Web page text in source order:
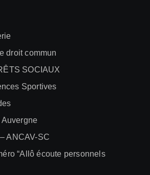
droit commun
SOCIAUX
Sportives
ANCAV-SC
“Allô écoute personnels